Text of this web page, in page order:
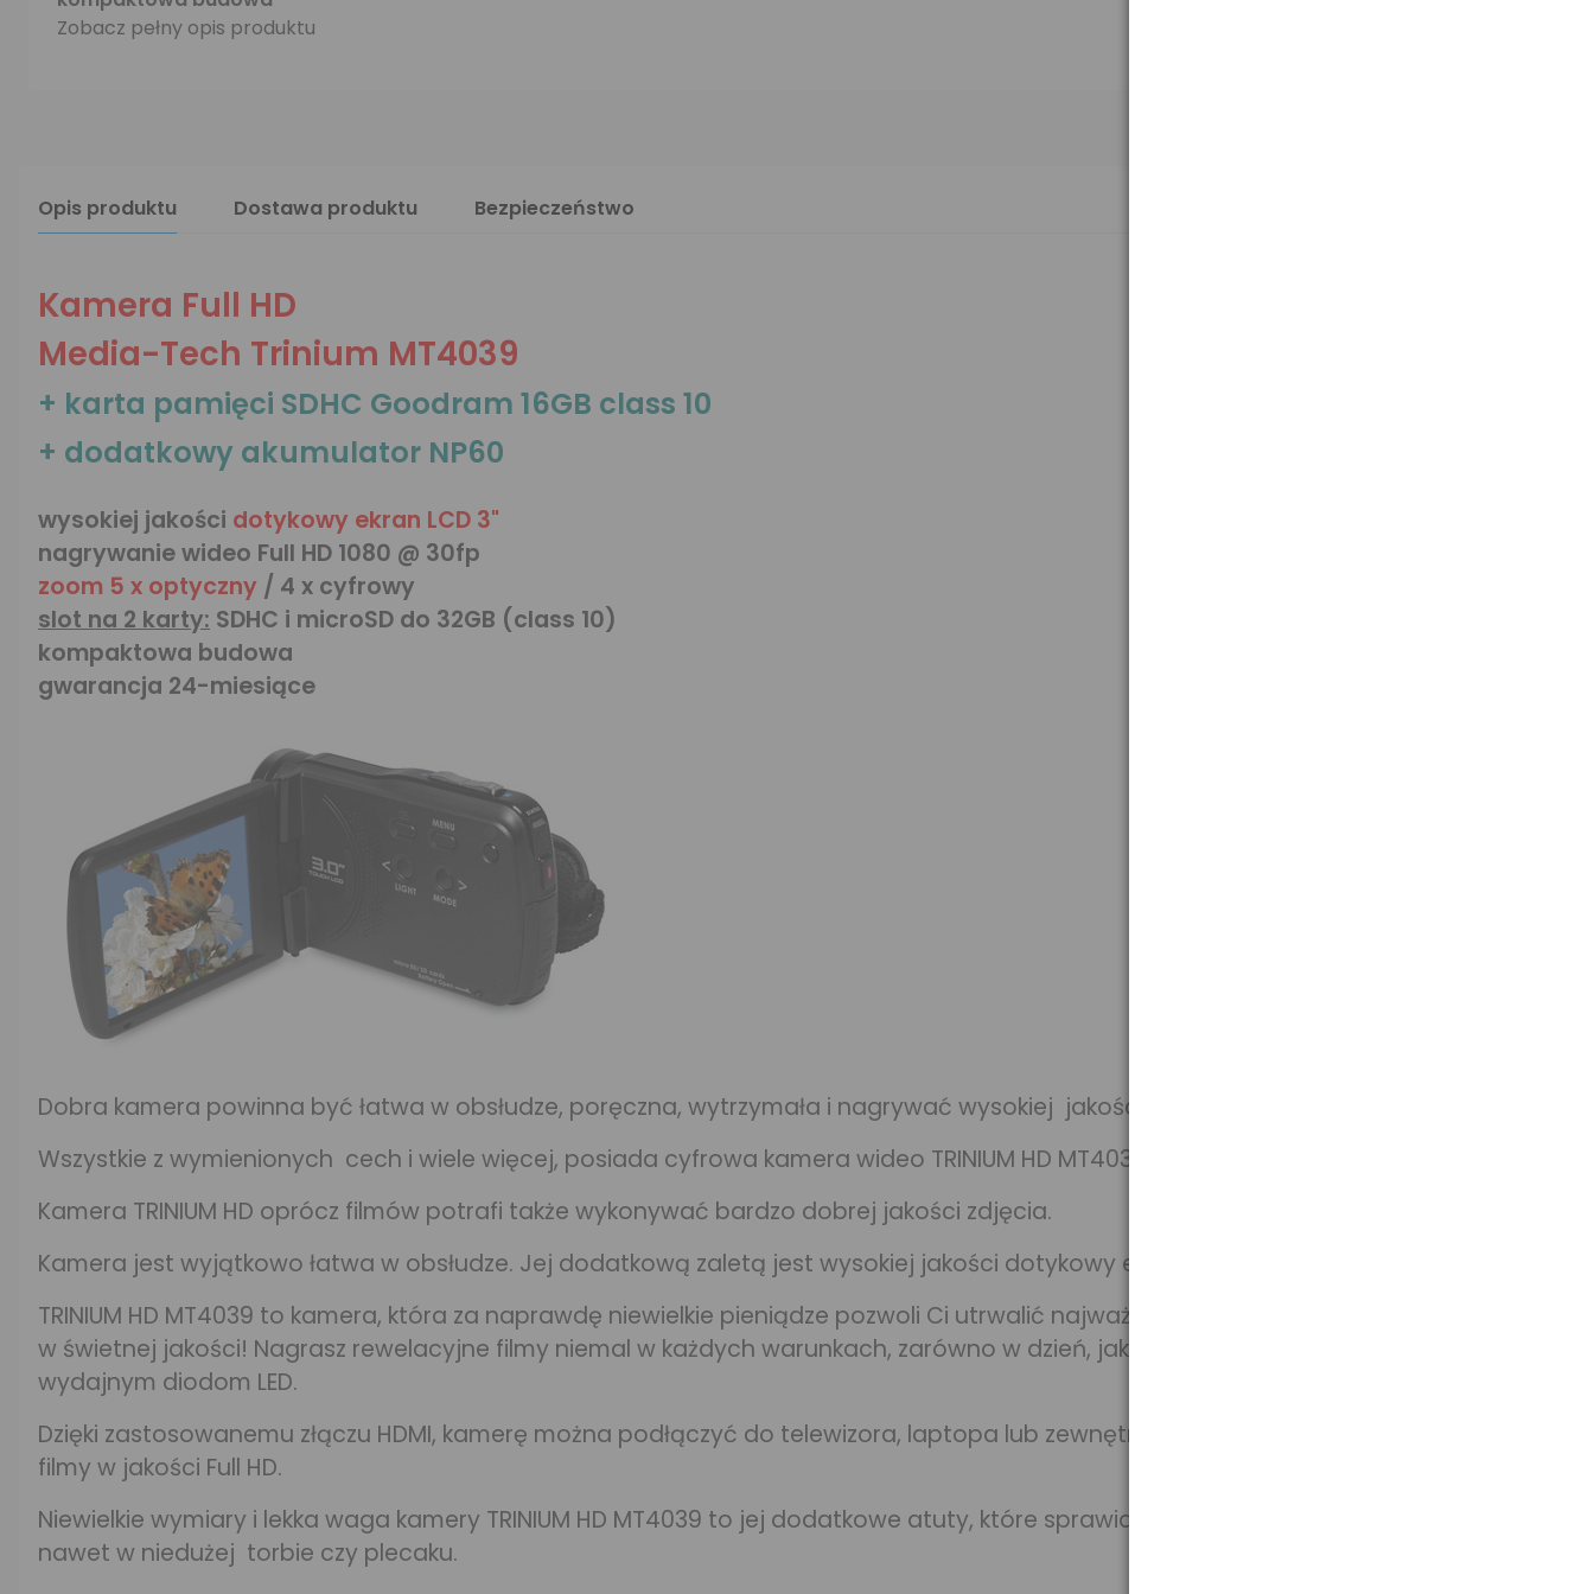
Zobacz pełny opis produktu
Opis produktu Dostawa produktu Bezpieczeństwo
Kamera Full HD
Media-Tech Trinium MT4039
+ karta pamięci SDHC Goodram 16GB class 10
+ dodatkowy akumulator NP60
wysokiej jakości dotykowy ekran LCD 3"
nagrywanie wideo Full HD 1080 @ 30fp
zoom 5 x optyczny / 4 x cyfrowy
slot na 2 karty: SDHC i microSD do 32GB (class 10)
kompaktowa budowa
gwarancja 24-miesiące
Dobra kamera powinna być łatwa w obsłudze, poręczna, wytrzymała i nagrywać wysokiej jakości obraz.
Wszystkie z wymienionych cech i wiele więcej, posiada cyfrowa kamera wideo TRINIUM HD MT4039 firmy Media-Tech.
Kamera TRINIUM HD oprócz filmów potrafi także wykonywać bardzo dobrej jakości zdjęcia.
Kamera jest wyjątkowo łatwa w obsłudze. Jej dodatkową zaletą jest wysokiej jakości dotykowy ekran LCD.
TRINIUM HD MT4039 to kamera, która za naprawdę niewielkie pieniądze pozwoli Ci utrwalić najważniejsze wydarzenia z Twojego życia
w świetnej jakości! Nagrasz rewelacyjne filmy niemal w każdych warunkach, zarówno w dzień, jak i w nocy, dzięki zastosowanym
wydajnym diodom LED.
Dzięki zastosowanemu złączu HDMI, kamerę można podłączyć do telewizora, laptopa lub zewnętrznego ekranu i oglądać nagrane
filmy w jakości Full HD.
Niewielkie wymiary i lekka waga kamery TRINIUM HD MT4039 to jej dodatkowe atuty, które sprawiają, że zmieści się ona bez przeszkód
nawet w niedużej torbie czy plecaku.